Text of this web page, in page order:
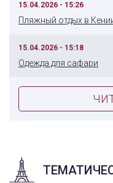
15.04.2026 - 15:26
Пляжный отдых в
15.04.2026 - 15:18
Одежда для сафари